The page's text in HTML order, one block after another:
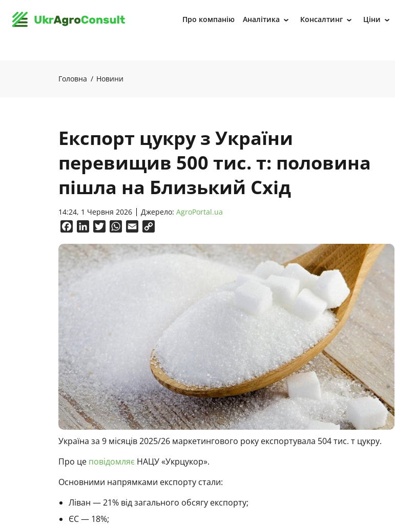
Про компанію Аналітика › Консалтинг › Ціни ›
Головна Новини
Експорт цукру з України
перевищив 500 тис. т: половина
пішла на Близький Схід
14:24, 1 Червня 2026 Джерело: AgroPortal.ua
FacebookLinkedInTwitterWhatsApp
Email
Україна за 9 місяців 2025/26 маркетингового року експортувала 504 тис. т цукру.
Про це повідомляє НАЦУ «Укрцукор».
Основними напрямками експорту стали:
Ліван — 21% від загального обсягу експорту;
ЄС — 18%;